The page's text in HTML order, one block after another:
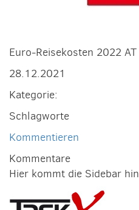
Euro-Reisekosten 2022 AT
28.12.2021
Kategorie:
Schlagworte
Kommentieren
Kommentare
Hier kommt die Sidebar hin